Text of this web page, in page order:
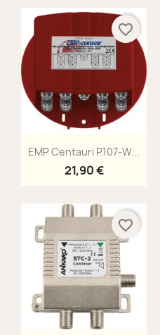
Aperçu rapide
EMP Centauri P.107-W...
21,90 €
favorite_border
favorite_border